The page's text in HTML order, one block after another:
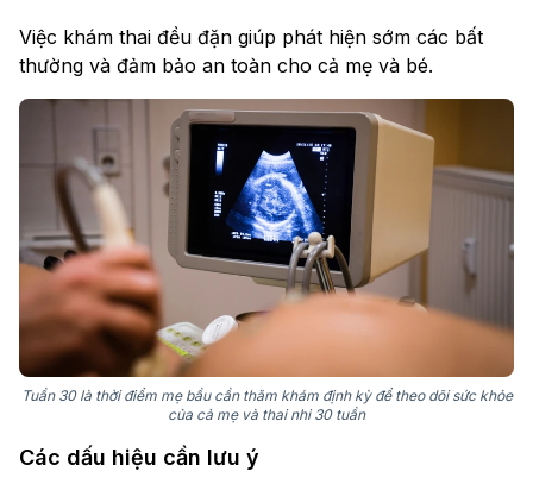
Việc khám thai đều đặn giúp phát hiện sớm các bất
thường và đảm bảo an toàn cho cả mẹ và bé.
Tuần 30 là thời điểm mẹ bầu cần thăm khám định kỳ để theo dõi sức khỏe
của cả mẹ và thai nhi 30 tuần
Các dấu hiệu cần lưu ý